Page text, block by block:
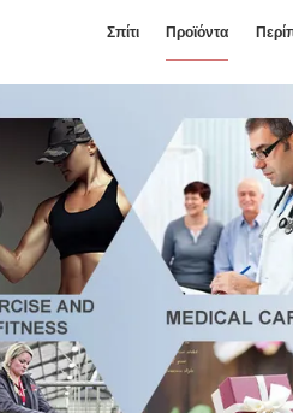
Σπίτι Προϊόντα